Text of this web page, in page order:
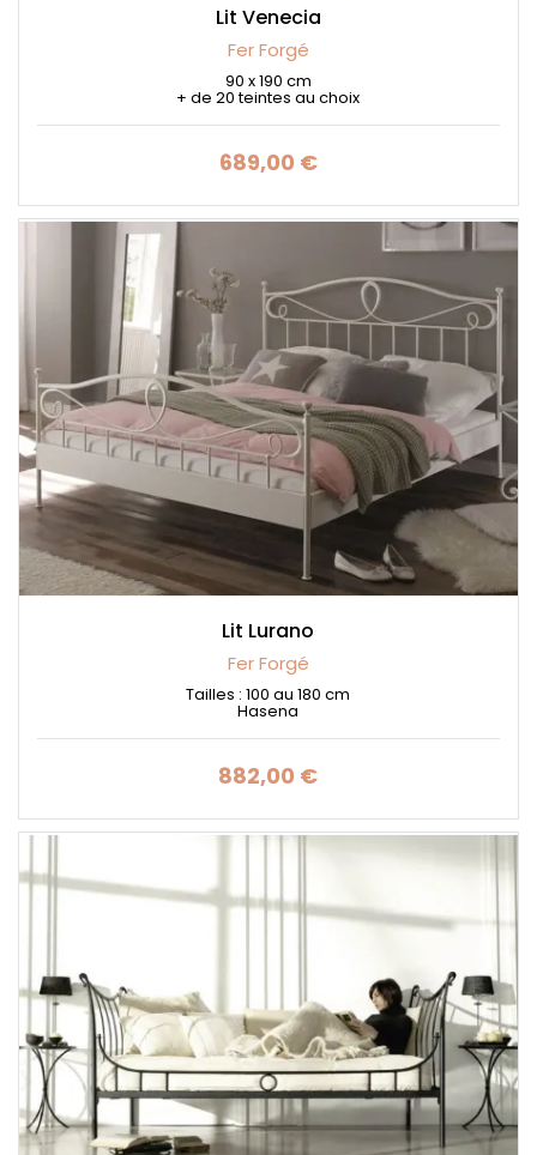
Lit Venecia
Fer Forgé
90 x 190 cm
+ de 20 teintes au choix
Prix
689,00 €
Lit Lurano
Fer Forgé
Tailles : 100 au 180 cm
Hasena
Prix
882,00 €